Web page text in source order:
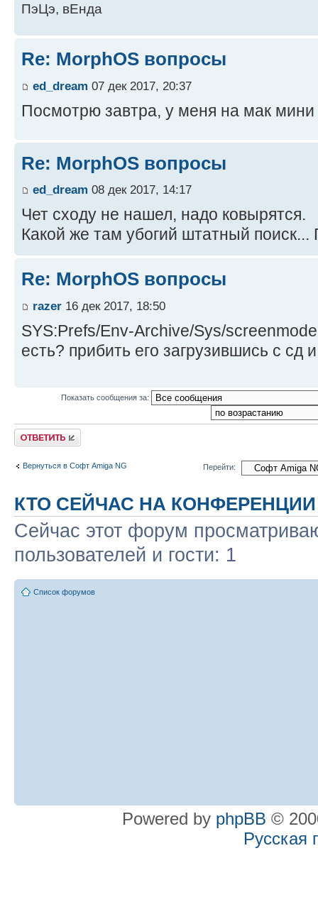
ПэЦэ, вЕнда
Re: MorphOS вопросы
ed_dream 07 дек 2017, 20:37
Посмотрю завтра, у меня на мак
Re: MorphOS вопросы
ed_dream 08 дек 2017, 14:17
Чет сходу не нашел, надо ковырятся.
Какой же там убогий штатный поиск...
Re: MorphOS вопросы
razer 16 дек 2017, 18:50
SYS:Prefs/Env-Archive/Sys/
есть? прибить его загрузившись с сд
Показать сообщения за:
Ответить
Вернуться в Софт Amiga NG Перейти:
КТО СЕЙЧАС НА КОНФЕРЕНЦИИ
Сейчас этот форум
пользователей и гости: 1
Список форумов
Powered by phpBB ©
Русская